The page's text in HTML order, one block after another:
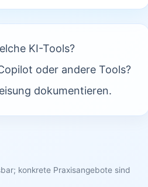
KI-Tools?
oder andere Tools?
dokumentieren.
konkrete Praxisangebote sind